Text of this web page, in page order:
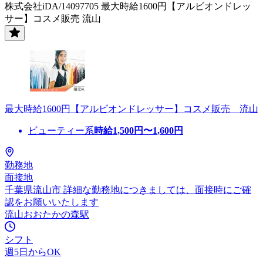
株式会社iDA/14097705 最大時給1600円【アルビオンドレッ
サー】コスメ販売 流山
最大時給1600円【アルビオンドレッサー】コスメ販売 流山
ビューティー系時給1,500円〜1,600円
勤務地
面接地
千葉県流山市 詳細な勤務地につきましては、面接時にご確
認をお願いいたします
流山おおたかの森駅
シフト
週5日からOK